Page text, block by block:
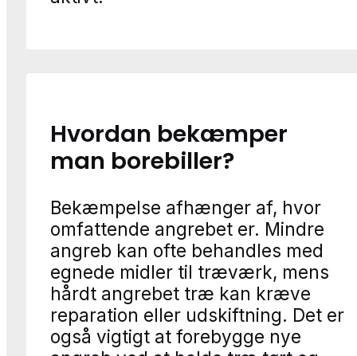
Hvordan bekæmper
man borebiller?
Bekæmpelse afhænger af, hvor
omfattende angrebet er. Mindre
angreb kan ofte behandles med
egnede midler til træværk, mens
hårdt angrebet træ kan kræve
reparation eller udskiftning. Det er
også vigtigt at forebygge nye